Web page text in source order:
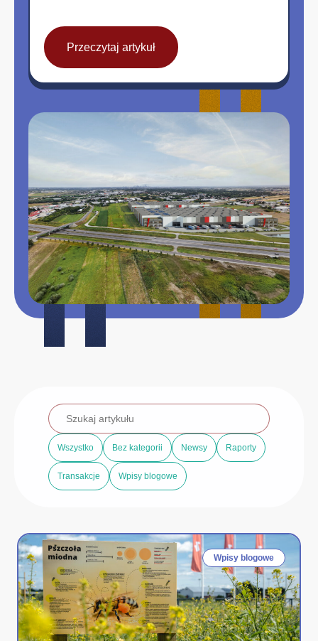
Przeczytaj artykuł
Wszystko Bez kategorii Newsy Raporty
Transakcje Wpisy blogowe
Wpisy blogowe